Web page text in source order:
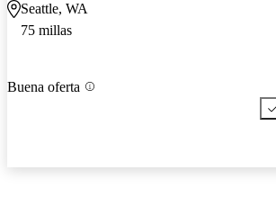
Seattle, WA
75 millas
Buena oferta